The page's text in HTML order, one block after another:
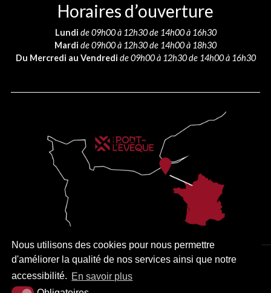
Nous utilisons des cookies pour nous permettre
d'améliorer la qualité de nos services ainsi que notre
accessibilité. En savoir plus
Horaires d’ouverture
Lundi de 09h00 à 12h30 de 14h00 à 16h30
Mardi de 09h00 à 12h30 de 14h00 à 18h30
Du Mercredi au Vendredi de 09h00 à 12h30 de 14h00 à 16h30
PLAN DU SITE MENTIONS LÉGALES ACCESSIBILITÉ